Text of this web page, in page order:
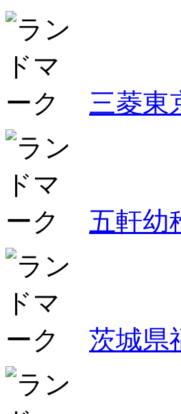
三菱東
五軒幼
茨城県